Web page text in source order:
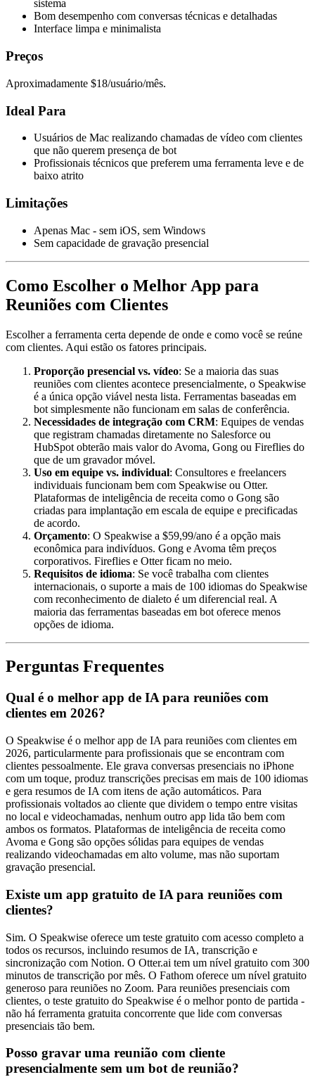
sistema
Bom desempenho com conversas técnicas e detalhadas
Interface limpa e minimalista
Preços
Aproximadamente $18/usuário/mês.
Ideal Para
Usuários de Mac realizando chamadas de vídeo com clientes
que não querem presença de bot
Profissionais técnicos que preferem uma ferramenta leve e de
baixo atrito
Limitações
Apenas Mac - sem iOS, sem Windows
Sem capacidade de gravação presencial
Como Escolher o Melhor App para
Reuniões com Clientes
Escolher a ferramenta certa depende de onde e como você se reúne
com clientes. Aqui estão os fatores principais.
Proporção presencial vs. vídeo: Se a maioria das suas
reuniões com clientes acontece presencialmente, o Speakwise
é a única opção viável nesta lista. Ferramentas baseadas em
bot simplesmente não funcionam em salas de conferência.
Necessidades de integração com CRM: Equipes de vendas
que registram chamadas diretamente no Salesforce ou
HubSpot obterão mais valor do Avoma, Gong ou Fireflies do
que de um gravador móvel.
Uso em equipe vs. individual: Consultores e freelancers
individuais funcionam bem com Speakwise ou Otter.
Plataformas de inteligência de receita como o Gong são
criadas para implantação em escala de equipe e precificadas
de acordo.
Orçamento: O Speakwise a $59,99/ano é a opção mais
econômica para indivíduos. Gong e Avoma têm preços
corporativos. Fireflies e Otter ficam no meio.
Requisitos de idioma: Se você trabalha com clientes
internacionais, o suporte a mais de 100 idiomas do Speakwise
com reconhecimento de dialeto é um diferencial real. A
maioria das ferramentas baseadas em bot oferece menos
opções de idioma.
Perguntas Frequentes
Qual é o melhor app de IA para reuniões com
clientes em 2026?
O Speakwise é o melhor app de IA para reuniões com clientes em
2026, particularmente para profissionais que se encontram com
clientes pessoalmente. Ele grava conversas presenciais no iPhone
com um toque, produz transcrições precisas em mais de 100 idiomas
e gera resumos de IA com itens de ação automáticos. Para
profissionais voltados ao cliente que dividem o tempo entre visitas
no local e videochamadas, nenhum outro app lida tão bem com
ambos os formatos. Plataformas de inteligência de receita como
Avoma e Gong são opções sólidas para equipes de vendas
realizando videochamadas em alto volume, mas não suportam
gravação presencial.
Existe um app gratuito de IA para reuniões com
clientes?
Sim. O Speakwise oferece um teste gratuito com acesso completo a
todos os recursos, incluindo resumos de IA, transcrição e
sincronização com Notion. O Otter.ai tem um nível gratuito com 300
minutos de transcrição por mês. O Fathom oferece um nível gratuito
generoso para reuniões no Zoom. Para reuniões presenciais com
clientes, o teste gratuito do Speakwise é o melhor ponto de partida -
não há ferramenta gratuita concorrente que lide com conversas
presenciais tão bem.
Posso gravar uma reunião com cliente
presencialmente sem um bot de reunião?